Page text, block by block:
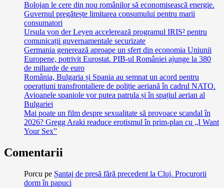
Bolojan le cere din nou românilor să economisească energie.
Guvernul pregătește limitarea consumului pentru marii
consumatori
Ursula von der Leyen accelerează programul IRIS² pentru
comunicații guvernamentale securizate
Germania generează aproape un sfert din economia Uniunii
Europene, potrivit Eurostat. PIB-ul României ajunge la 380
de miliarde de euro
România, Bulgaria și Spania au semnat un acord pentru
operațiuni transfrontaliere de poliție aeriană în cadrul NATO.
Avioanele spaniole vor putea patrula și în spațiul aerian al
Bulgariei
Mai poate un film despre sexualitate să provoace scandal în
2026? Gregg Araki readuce erotismul în prim-plan cu „I Want
Your Sex”
Comentarii
Porcu pe Șantaj de presă fără precedent la Cluj. Procurorii
dorm în papuci